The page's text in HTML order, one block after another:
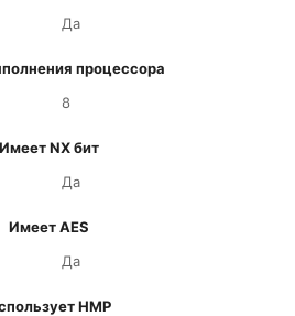
Да
процессора
8
Имеет NX бит
Да
Имеет AES
Да
HMP